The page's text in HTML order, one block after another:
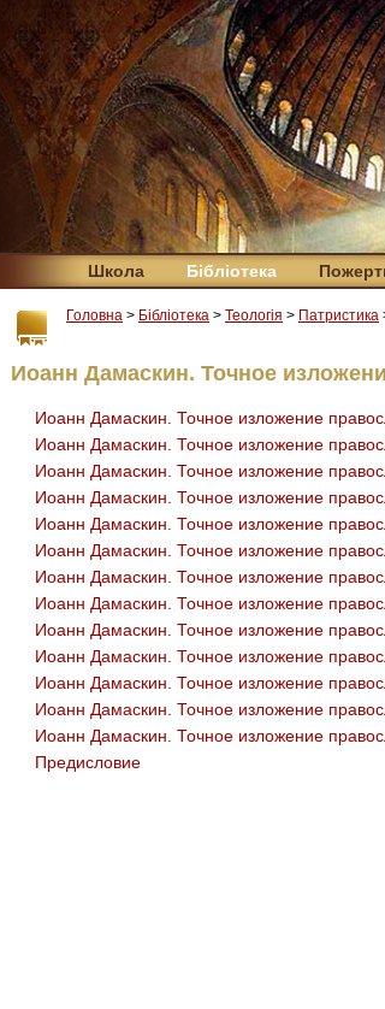
Школа Бібліотека
Головна > Бібліотека > Теологія > Патристика
Иоанн Дамаскин. Точное
Иоанн Дамаскин. Точное изложение
Иоанн Дамаскин. Точное изложение
Иоанн Дамаскин. Точное изложение
Иоанн Дамаскин. Точное изложение
Иоанн Дамаскин. Точное изложение
Иоанн Дамаскин. Точное изложение
Иоанн Дамаскин. Точное изложение
Иоанн Дамаскин. Точное изложение
Иоанн Дамаскин. Точное изложение
Иоанн Дамаскин. Точное изложение
Иоанн Дамаскин. Точное изложение
Иоанн Дамаскин. Точное изложение
Иоанн Дамаскин. Точное изложение
Предисловие